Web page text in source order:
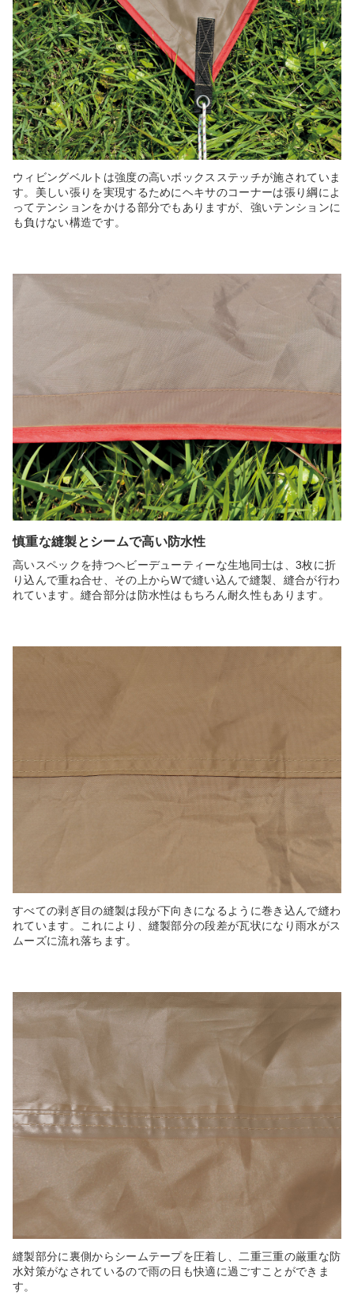
ウィビングベルトは強度の高いボックスステッチが施されていま
す。美しい張りを実現するためにヘキサのコーナーは張り綱によ
ってテンションをかける部分でもありますが、強いテンションに
も負けない構造です。
慎重な縫製とシームで高い防水性
高いスペックを持つヘビーデューティーな生地同士は、3枚に折
り込んで重ね合せ、その上からWで縫い込んで縫製、縫合が行わ
れています。縫合部分は防水性はもちろん耐久性もあります。
すべての剥ぎ目の縫製は段が下向きになるように巻き込んで縫わ
れています。これにより、縫製部分の段差が瓦状になり雨水がス
ムーズに流れ落ちます。
縫製部分に裏側からシームテープを圧着し、二重三重の厳重な防
水対策がなされているので雨の日も快適に過ごすことができま
す。